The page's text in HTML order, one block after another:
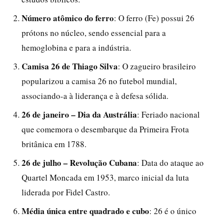
Número atômico do ferro: O ferro (Fe) possui 26
prótons no núcleo, sendo essencial para a
hemoglobina e para a indústria.
Camisa 26 de Thiago Silva: O zagueiro brasileiro
popularizou a camisa 26 no futebol mundial,
associando-a à liderança e à defesa sólida.
26 de janeiro – Dia da Austrália: Feriado nacional
que comemora o desembarque da Primeira Frota
britânica em 1788.
26 de julho – Revolução Cubana: Data do ataque ao
Quartel Moncada em 1953, marco inicial da luta
liderada por Fidel Castro.
Média única entre quadrado e cubo: 26 é o único